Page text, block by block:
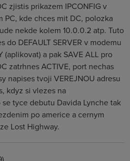
zjistis prikazem IPCONFIG v
PC, kde chces mit DC, polozka
nekde kolem 10.0.0.2 atp. Tuto
do DEFAULT SERVER v modemu
(aplikovat) a pak SAVE ALL pro
zatrhnes ACTIVE, port nechas
napises tvoji VEREJNOU adresu
kdyz si vlezes na
tyce debutu Davida Lynche tak
po americe a cernym
Lost Highway.